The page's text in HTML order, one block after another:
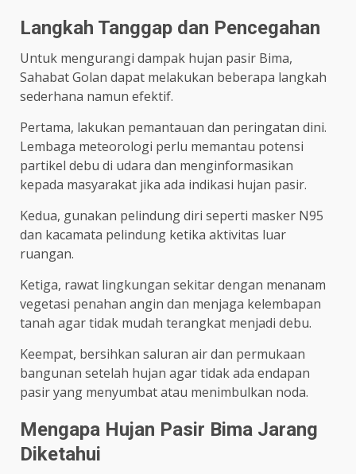
Langkah Tanggap dan Pencegahan
Untuk mengurangi dampak hujan pasir Bima,
Sahabat Golan dapat melakukan beberapa langkah
sederhana namun efektif.
Pertama, lakukan pemantauan dan peringatan dini.
Lembaga meteorologi perlu memantau potensi
partikel debu di udara dan menginformasikan
kepada masyarakat jika ada indikasi hujan pasir.
Kedua, gunakan pelindung diri seperti masker N95
dan kacamata pelindung ketika aktivitas luar
ruangan.
Ketiga, rawat lingkungan sekitar dengan menanam
vegetasi penahan angin dan menjaga kelembapan
tanah agar tidak mudah terangkat menjadi debu.
Keempat, bersihkan saluran air dan permukaan
bangunan setelah hujan agar tidak ada endapan
pasir yang menyumbat atau menimbulkan noda.
Mengapa Hujan Pasir Bima Jarang
Diketahui